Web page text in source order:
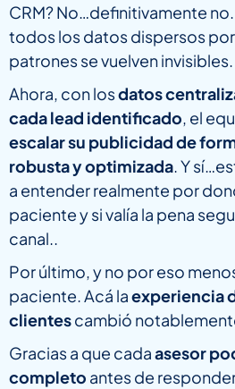
CRM? No…definitivamente
todos los datos dispersos
patrones se vuelven invisibles.
Ahora, con losdatos
cada lead identificado, el
escalar su publicidad de
robusta y optimizada. Y
a entender realmente por
paciente y si valía la pena
canal..
Por último, y no por eso
paciente. Acá laexperiencia
clientescambió
Gracias a que cadaasesor
completo antes de